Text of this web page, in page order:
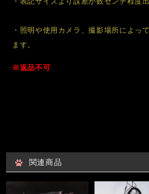
・照明や使用カメラ、撮影場所によっ
ます。
※返品不可
関連商品